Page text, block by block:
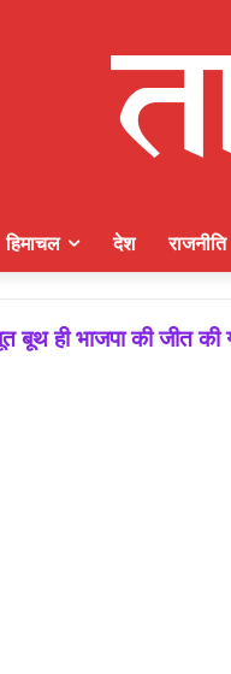
हिमाचल देश राजनीति
बूथ ही भाजपा की जीत की